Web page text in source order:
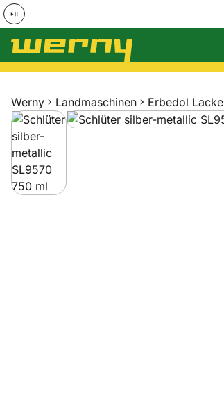
Zum Hauptinhalt springen
Werny Landmaschinen Erbedol Lacke
Produktgalerie